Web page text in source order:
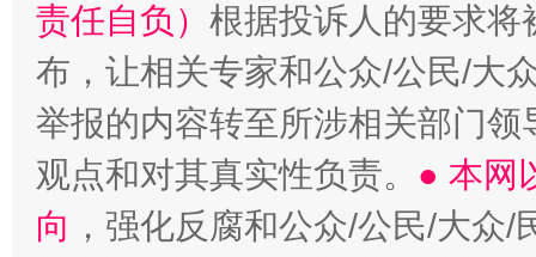
责任自负） 根据投诉人的要求将
布，让相关专家和公众/公民/大
举报的内容转至所涉相关部门
观点和对其真实性负责。 ● 本网
向 ，强化反腐和公众/公民/大众